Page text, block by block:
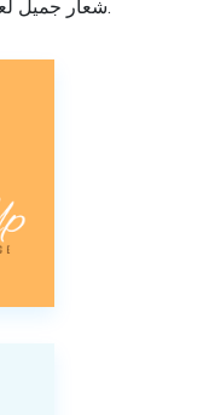
شعار جميل لعلامتك التجارية في وقت قصير.